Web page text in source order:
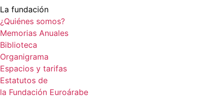
La fundación
¿Quiénes somos?
Memorias Anuales
Biblioteca
Organigrama
Espacios y tarifas
Estatutos de
la Fundación Euroárabe